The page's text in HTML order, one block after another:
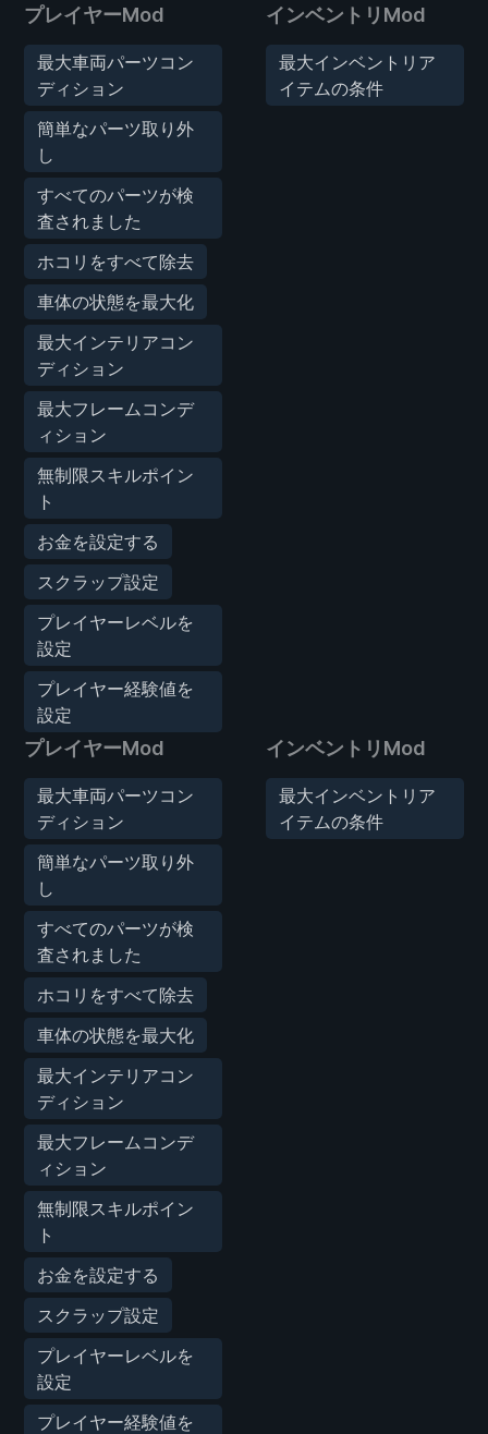
プレイヤーMod
最大車両パーツコン
ディション
簡単なパーツ取り外
し
すべてのパーツが検
査されました
ホコリをすべて除去
車体の状態を最大化
最大インテリアコン
ディション
最大フレームコンデ
ィション
無制限スキルポイン
ト
お金を設定する
スクラップ設定
プレイヤーレベルを
設定
プレイヤー経験値を
設定
インベントリMod
最大インベントリア
イテムの条件
プレイヤーMod
最大車両パーツコン
ディション
簡単なパーツ取り外
し
すべてのパーツが検
査されました
ホコリをすべて除去
車体の状態を最大化
最大インテリアコン
ディション
最大フレームコンデ
ィション
無制限スキルポイン
ト
お金を設定する
スクラップ設定
プレイヤーレベルを
設定
プレイヤー経験値を
インベントリMod
最大インベントリア
イテムの条件